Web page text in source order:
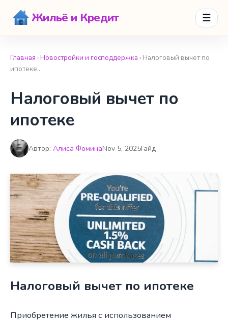
Жильё и Кредит ☰
Главная ›Новостройки и господдержка › Налоговый вычет по
ипотеке…
Налоговый вычет по
ипотеке
Автор: Алиса ФоминаNov 5, 2025Гайд
Налоговый вычет по ипотеке
Приобретение жилья с использованием